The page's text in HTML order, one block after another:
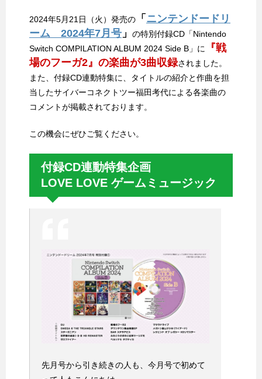
2024年5月21日（火）発売の 「 ニンテンドードリ
ーム 2024年7月号 」
の特別付録CD「Nintendo
Switch COMPILATION ALBUM 2024 Side B」に
『戦
場のフーガ2』の楽曲が3曲収録されました。
また、付録CD連動特集に、タイトルの紹介と作曲を担
当したサイバーコネクトツー福田考代による各楽曲の
コメントが掲載されております。
この機会にぜひご覧ください。
付録CD連動特集企画
LOVE LOVE ゲームミュージック
先月号から引き続きの人も、今月号で初めて